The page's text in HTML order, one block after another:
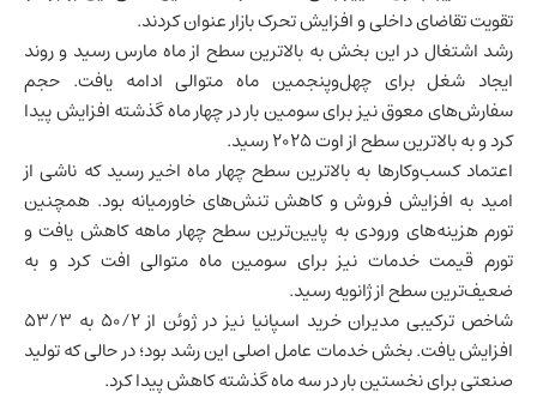
تقویت تقاضای داخلی و افزایش تحرک بازار عنوان کردند.
رشد اشتغال در این بخش به بالاترین سطح از ماه مارس رسید و روند
ایجاد شغل برای چهل‌وپنجمین ماه متوالی ادامه یافت. حجم
سفارش‌های معوق نیز برای سومین بار در چهار ماه گذشته افزایش پیدا
کرد و به بالاترین سطح از اوت ۲۰۲۵ رسید.
اعتماد کسب‌وکارها به بالاترین سطح چهار ماه اخیر رسید که ناشی از
امید به افزایش فروش و کاهش تنش‌های خاورمیانه بود. همچنین
تورم هزینه‌های ورودی به پایین‌ترین سطح چهار ماهه کاهش یافت و
تورم قیمت خدمات نیز برای سومین ماه متوالی افت کرد و به
ضعیف‌ترین سطح از ژانویه رسید.
شاخص ترکیبی مدیران خرید اسپانیا نیز در ژوئن از ۵۰/۲ به ۵۳/۳
افزایش یافت. بخش خدمات عامل اصلی این رشد بود؛ در حالی که تولید
صنعتی برای نخستین بار در سه ماه گذشته کاهش پیدا کرد.